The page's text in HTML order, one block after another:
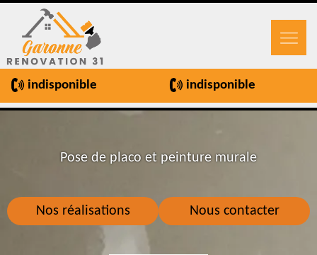
indisponible indisponible
Nos réalisations Nous contacter
Pose de placo et peinture murale